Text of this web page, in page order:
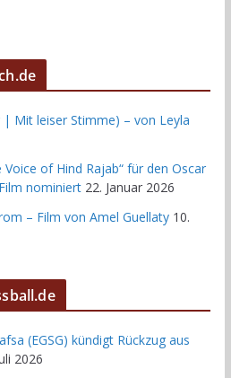
| Mit leiser Stimme) – von Leyla
of Hind Rajab“ für den Oscar
nominiert 22. Januar 2026
– Film von Amel Guellaty 10.
(EGSG) kündigt Rückzug aus
2026